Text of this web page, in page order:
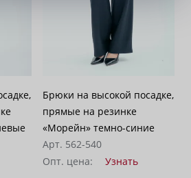
Брюки на высокой посадке,
прямые на резинке
«Морейн» темно-синие
Арт. 562-540
Опт. цена:
Узнать